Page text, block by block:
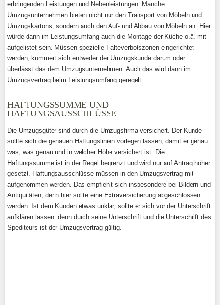
erbringenden Leistungen und Nebenleistungen. Manche
Umzugsunternehmen bieten nicht nur den Transport von Möbeln und
Umzugskartons, sondern auch den Auf- und Abbau von Möbeln an. Hier
würde dann im Leistungsumfang auch die Montage der Küche o.ä. mit
aufgelistet sein. Müssen spezielle Halteverbotszonen eingerichtet
werden, kümmert sich entweder der Umzugskunde darum oder
überlässt das dem Umzugsunternehmen. Auch das wird dann im
Umzugsvertrag beim Leistungsumfang geregelt.
HAFTUNGSSUMME UND
HAFTUNGSAUSSCHLÜSSE
Die Umzugsgüter sind durch die Umzugsfirma versichert. Der Kunde
sollte sich die genauen Haftungslinien vorlegen lassen, damit er genau
was, was genau und in welcher Höhe versichert ist. Die
Haftungssumme ist in der Regel begrenzt und wird nur auf Antrag höher
gesetzt. Haftungsausschlüsse müssen in den Umzugsvertrag mit
aufgenommen werden. Das empfiehlt sich insbesondere bei Bildern und
Antiquitäten, denn hier sollte eine Extraversicherung abgeschlossen
werden. Ist dem Kunden etwas unklar, sollte er sich vor der Unterschrift
aufklären lassen, denn durch seine Unterschrift und die Unterschrift des
Spediteurs ist der Umzugsvertrag gültig.